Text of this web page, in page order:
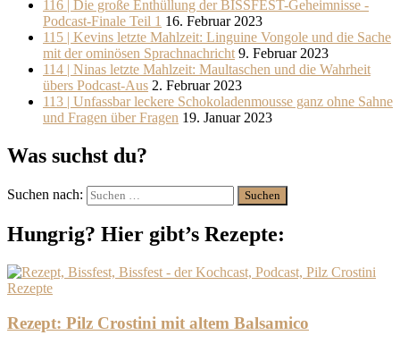
116 | Die große Enthüllung der BISSFEST-Geheimnisse -
Podcast-Finale Teil 1 16. Februar 2023
115 | Kevins letzte Mahlzeit: Linguine Vongole und die Sache
mit der ominösen Sprachnachricht 9. Februar 2023
114 | Ninas letzte Mahlzeit: Maultaschen und die Wahrheit
übers Podcast-Aus 2. Februar 2023
113 | Unfassbar leckere Schokoladenmousse ganz ohne Sahne
und Fragen über Fragen 19. Januar 2023
Was suchst du?
Suchen nach:
Hungrig? Hier gibt’s Rezepte:
Rezepte
Rezept: Pilz Crostini mit altem Balsamico